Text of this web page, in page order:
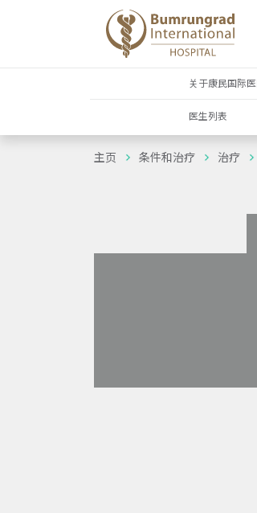
关于康民国际
医生列表
主页 条件和治疗 治疗